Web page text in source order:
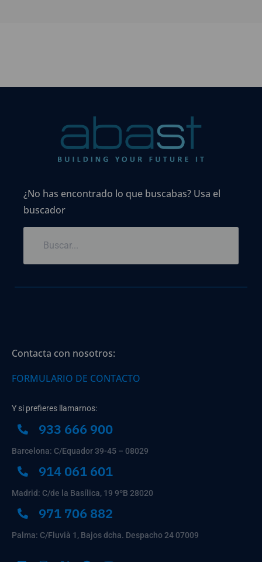
¿No has encontrado lo que buscabas? Usa el
buscador
Contacta con nosotros:
FORMULARIO DE CONTACTO
Y si prefieres llamarnos:
933 666 900
Barcelona: C/Equador 39-45 – 08029
914 061 601
Madrid: C/de la Basílica, 19 9ºB 28020
971 706 882
Palma: C/Fluvià 1, Bajos dcha. Despacho 24 07009